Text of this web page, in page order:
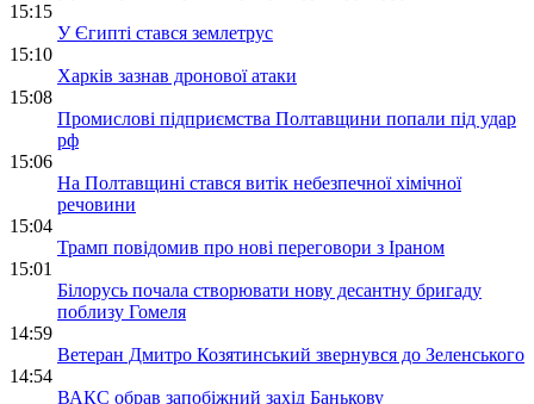
15:15
У Єгипті стався землетрус
15:10
Харків зазнав дронової атаки
15:08
Промислові підприємства Полтавщини попали під удар
рф
15:06
На Полтавщині стався витік небезпечної хімічної
речовини
15:04
Трамп повідомив про нові переговори з Іраном
15:01
Білорусь почала створювати нову десантну бригаду
поблизу Гомеля
14:59
Ветеран Дмитро Козятинський звернувся до Зеленського
14:54
ВАКС обрав запобіжний захід Банькову